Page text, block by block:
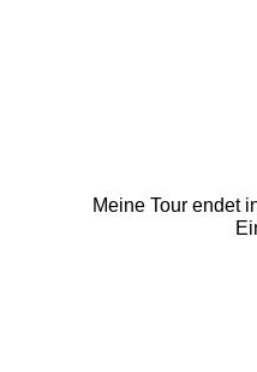
Meine Tour endet